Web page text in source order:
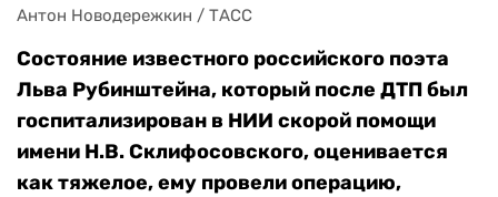
Антон Новодережкин / ТАСС
Состояние известного российского поэта
Льва Рубинштейна, который после ДТП был
госпитализирован в НИИ скорой помощи
имени Н.В. Склифосовского, оценивается
как тяжелое, ему провели операцию,